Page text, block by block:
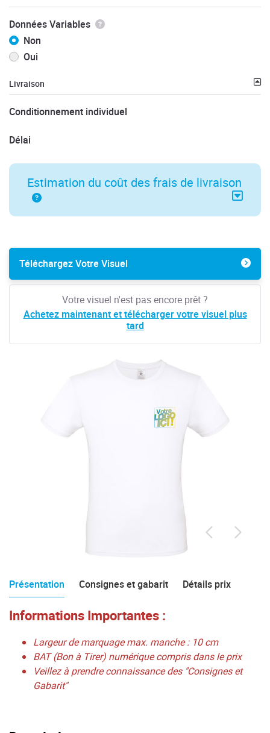
Données Variables
Non
Oui
Livraison
Conditionnement individuel
Délai
Estimation du coût des frais de livraison
Téléchargez Votre Visuel
Votre visuel n'est pas encore prêt ?
Achetez maintenant et télécharger votre visuel plus
tard
Présentation Consignes et gabarit Détails prix
Informations Importantes :
Largeur de marquage max. manche : 10 cm
BAT (Bon à Tirer) numérique compris dans le prix
Veillez à prendre connaissance des "Consignes et
Gabarit"